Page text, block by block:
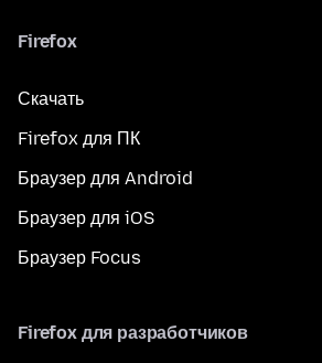
Firefox
Скачать
Firefox для ПК
Браузер для Android
Браузер для iOS
Браузер Focus
Firefox для разработчиков